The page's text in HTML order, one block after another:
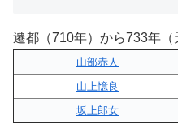
遷都（710年）から733年（
山部赤人
山上憶良
坂上郎女